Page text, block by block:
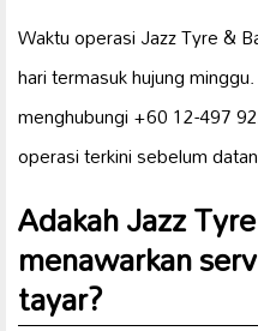
Waktu operasi Jazz Tyre &
hari termasuk hujung
menghubungi +60 12-497
operasi terkini sebelum
Adakah Jazz
menawarkan
tayar?